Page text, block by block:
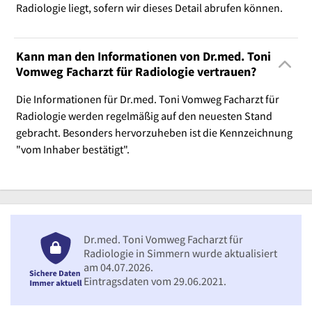
Radiologie liegt, sofern wir dieses Detail abrufen können.
Kann man den Informationen von Dr.med. Toni
Vomweg Facharzt für Radiologie vertrauen?
Die Informationen für Dr.med. Toni Vomweg Facharzt für
Radiologie werden regelmäßig auf den neuesten Stand
gebracht. Besonders hervorzuheben ist die Kennzeichnung
"vom Inhaber bestätigt".
Dr.med. Toni Vomweg Facharzt für
Radiologie in Simmern wurde aktualisiert
am 04.07.2026.
Eintragsdaten vom 29.06.2021.